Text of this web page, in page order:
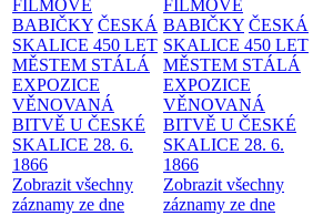
FILMOVÉ
BABIČKY ČESKÁ
SKALICE 450 LET
MĚSTEM STÁLÁ
EXPOZICE
VĚNOVANÁ
BITVĚ U ČESKÉ
SKALICE 28. 6.
1866
Zobrazit všechny
záznamy ze dne
FILMOVÉ
BABIČKY ČESKÁ
SKALICE 450 LET
MĚSTEM STÁLÁ
EXPOZICE
VĚNOVANÁ
BITVĚ U ČESKÉ
SKALICE 28. 6.
1866
Zobrazit všechny
záznamy ze dne